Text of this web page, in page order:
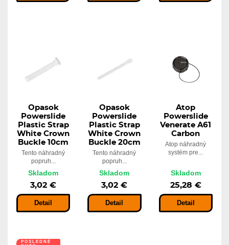
Opasok
Powerslide
Plastic Strap
White Crown
Buckle 10cm
Tento náhradný
popruh...
Skladom
3,02 €
Detail
Opasok
Powerslide
Plastic Strap
White Crown
Buckle 20cm
Tento náhradný
popruh...
Skladom
3,02 €
Detail
Atop
Powerslide
Venerate A61
Carbon
Atop náhradný
systém pre...
Skladom
25,28 €
Detail
POSLEDNÉ